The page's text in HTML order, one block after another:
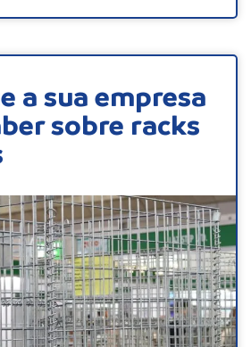
a sua empresa
sobre racks